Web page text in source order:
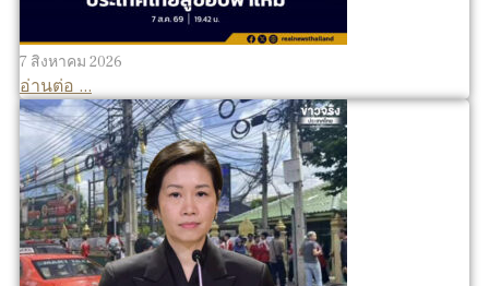
7 สิงหาคม 2026
อ่านต่อ ...